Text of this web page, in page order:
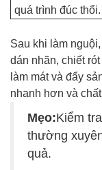
quá trình đúc thổi.
Sau khi làm
dán nhãn, chiết
làm mát và đẩy
nhanh hơn và
Mẹo:Kiểm
thường
quả.